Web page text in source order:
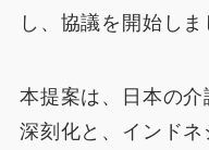
し、協議を開始しま
本提案は、日本の
深刻化と、インド